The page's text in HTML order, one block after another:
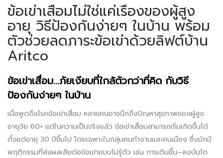
ข้อเข่าเสื่อมไม่ใช่แค่เรื่องของผู้สูง
อายุ วิธีป้องกันง่ายๆ ในบ้าน พร้อม
ตัวช่วยลดภาระข้อเข่าด้วยลิฟต์บ้าน
Aritco
ข้อเข่าเสื่อม…ภัยเงียบที่ใกล้ตัวกว่าที่คิด กับวิธี
ป้องกันง่ายๆ ในบ้าน
เมื่อพูดถึงโรคข้อเข่าเสื่อม หลายคนอาจนึกถึงปัญหาสุขภาพของผู้สูง
อายุวัย 60+ แต่ในความเป็นจริงแล้ว ข้อเข่าเสื่อมสามารถเริ่มเกิดขึ้นได้
ตั้งแต่อายุ 30 ปีขึ้นไป โดยเฉพาะในกลุ่มคนทำงานและคนเมือง ซึ่งมักมี
พฤติกรรมที่ส่งผลเสียต่อข้อเข่าแบบไม่รู้ตัว เช่น การเดินขึ้น–ลงบันได